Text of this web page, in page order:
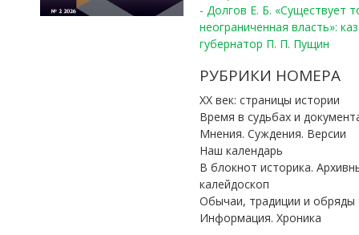
- Долгов Е. Б. «Существует
неограниченная власть»:
губернатор П. П. Пущин
РУБРИКИ НОМЕРА
ХХ век: страницы истории
Время в судьбах и
Мнения. Суждения. Версии
Наш календарь
В блокнот историка.
калейдоскоп
Обычаи, традиции и обряды
Информация. Хроника